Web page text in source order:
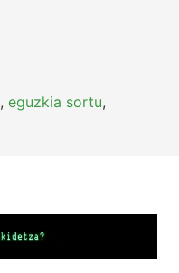
,eguzkia sortu,